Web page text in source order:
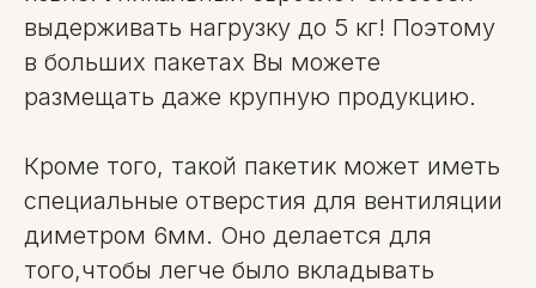
выдерживать нагрузку до 5 кг! Поэтому
в больших пакетах Вы можете
размещать даже крупную продукцию.
Кроме того, такой пакетик может иметь
специальные отверстия для вентиляции
диметром 6мм. Оно делается для
того,чтобы легче было вкладывать